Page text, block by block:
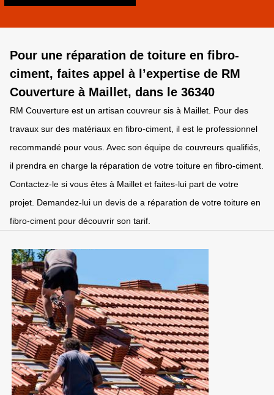
Pour une réparation de toiture en fibro-
ciment, faites appel à l’expertise de RM
Couverture à Maillet, dans le 36340
RM Couverture est un artisan couvreur sis à Maillet. Pour des
travaux sur des matériaux en fibro-ciment, il est le professionnel
recommandé pour vous. Avec son équipe de couvreurs qualifiés,
il prendra en charge la réparation de votre toiture en fibro-ciment.
Contactez-le si vous êtes à Maillet et faites-lui part de votre
projet. Demandez-lui un devis de a réparation de votre toiture en
fibro-ciment pour découvrir son tarif.